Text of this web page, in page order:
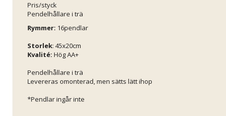
Pris/styck
Pendelhållare i trä
Rymmer: 16pendlar
Storlek: 45x20cm
Kvalité: Hög AA+
Pendelhållare i trä
Levereras omonterad, men sätts lätt ihop
*Pendlar ingår inte